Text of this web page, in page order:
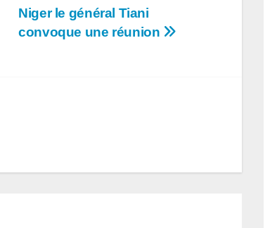
Niger le général Tiani
convoque une réunion